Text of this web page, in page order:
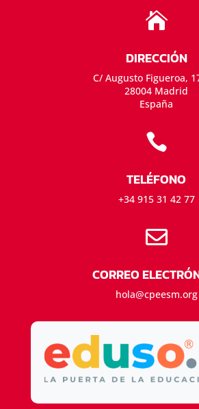

DIRECCIÓN
C/ Augusto Figueroa,
28004 Madrid
España

TELÉFONO
+34 915 31 42 77

CORREO
hola@cpeesm.org